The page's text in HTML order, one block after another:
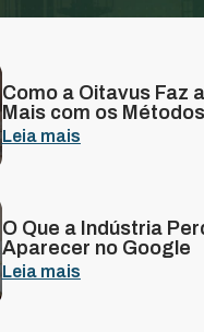
Como a Oitavus Faz
Mais com os Métodos
Leia mais
O Que a Indústria
Aparecer no Google
Leia mais